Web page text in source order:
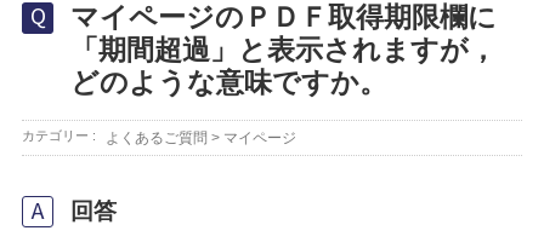
マイページのＰＤＦ取得期限欄に
「期間超過」と表示されますが，
どのような意味ですか。
カテゴリー : よくあるご質問 > マイページ
回答